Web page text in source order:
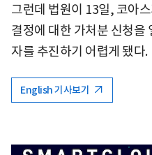
그런데 법원이 13일, 코아
결정에 대한 가처분 신청을
자를 추진하기 어렵게 됐다.
English 기사보기